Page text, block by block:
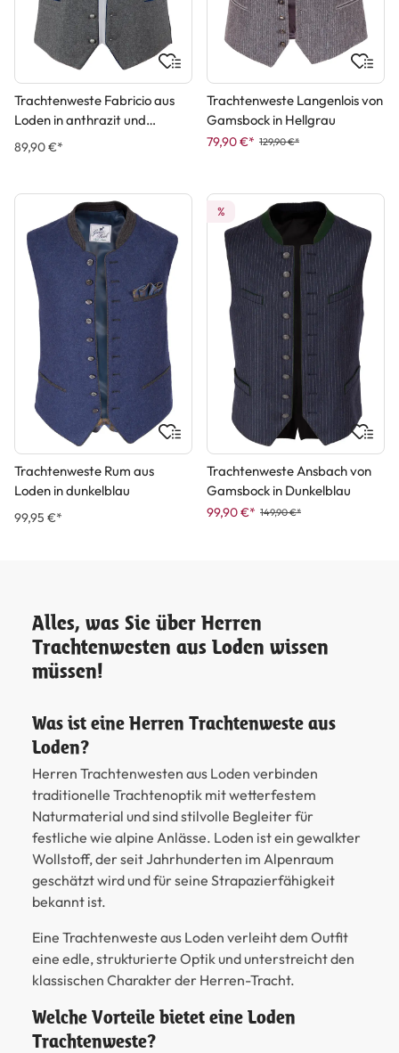
Trachtenweste Fabricio aus
Loden in anthrazit und
blauem Samtkragen
89,90 €*
Trachtenweste Langenlois von
Gamsbock in Hellgrau
79,90 €* 129,90 €*
Trachtenweste Rum aus
Loden in dunkelblau
99,95 €*
%
Trachtenweste Ansbach von
Gamsbock in Dunkelblau
99,90 €* 149,90 €*
Alles, was Sie über Herren
Trachtenwesten aus Loden wissen
müssen!
Was ist eine Herren Trachtenweste aus
Loden?
Herren Trachtenwesten aus Loden verbinden
traditionelle Trachtenoptik mit wetterfestem
Naturmaterial und sind stilvolle Begleiter für
festliche wie alpine Anlässe. Loden ist ein gewalkter
Wollstoff, der seit Jahrhunderten im Alpenraum
geschätzt wird und für seine Strapazierfähigkeit
bekannt ist.
Eine Trachtenweste aus Loden verleiht dem Outfit
eine edle, strukturierte Optik und unterstreicht den
klassischen Charakter der Herren-Tracht.
Welche Vorteile bietet eine Loden
Trachtenweste?